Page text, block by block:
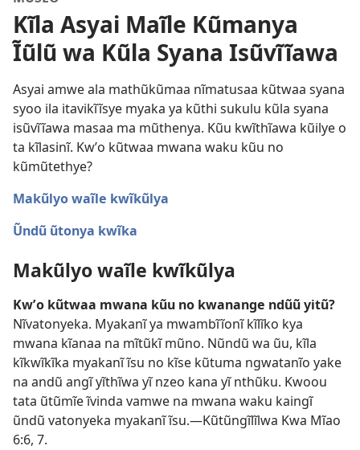
Kĩla Asyai Maĩle Kũmanya
Ĩũlũ wa Kũla Syana Isũvĩĩawa
Asyai amwe ala mathũkũmaa nĩmatusaa kũtwaa syana
syoo ila itavikĩĩsye myaka ya kũthi sukulu kũla syana
isũvĩĩawa masaa ma mũthenya. Kũu kwĩthĩawa kũilye o
ta kĩlasinĩ. Kwʼo kũtwaa mwana waku kũu no
kũmũtethye?
Makũlyo waĩle kwĩkũlya
Ũndũ ũtonya kwĩka
Makũlyo waĩle kwĩkũlya
Kwʼo kũtwaa mwana kũu no kwanange ndũũ yitũ?
Nĩvatonyeka. Myakanĩ ya mwambĩĩonĩ kĩlĩko kya
mwana kĩanaa na mĩtũkĩ mũno. Nũndũ wa ũu, kĩla
kĩkwĩkĩka myakanĩ ĩsu no kĩse kũtuma ngwatanĩo yake
na andũ angĩ yĩthĩwa yĩ nzeo kana yĩ nthũku. Kwoou
tata ũtũmĩe ĩvinda vamwe na mwana waku kaingĩ
ũndũ vatonyeka myakanĩ ĩsu.—Kũtũngĩlĩlwa Kwa Mĩao
6:6, 7.